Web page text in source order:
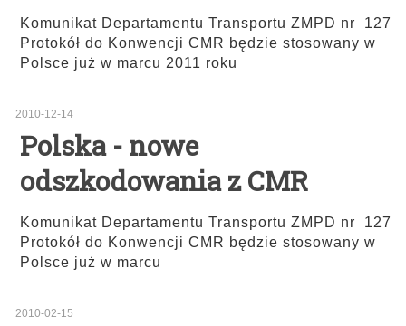
Komunikat Departamentu Transportu ZMPD nr 127
Protokół do Konwencji CMR będzie stosowany w
Polsce już w marcu 2011 roku
2010-12-14
Polska - nowe
odszkodowania z CMR
Komunikat Departamentu Transportu ZMPD nr 127
Protokół do Konwencji CMR będzie stosowany w
Polsce już w marcu
2010-02-15